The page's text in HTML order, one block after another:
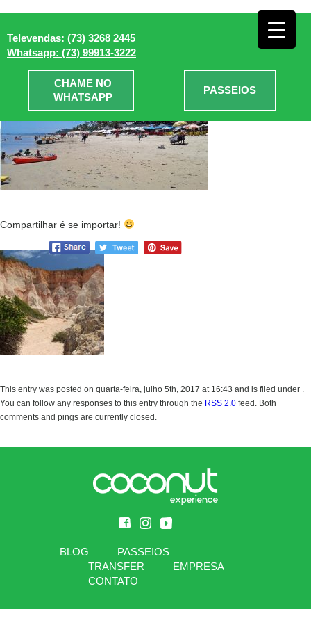
Televendas: (73) 3268 2445
Whatsapp: (73) 99913-3222
CHAME NO
WHATSAPP
PASSEIOS
Pitinga
Compartilhar é se importar!
This entry was posted on quarta-feira, julho 5th, 2017 at 16:43 and is filed under .
You can follow any responses to this entry through the RSS 2.0 feed. Both
comments and pings are currently closed.
BLOG
PASSEIOS
TRANSFER
EMPRESA
CONTATO